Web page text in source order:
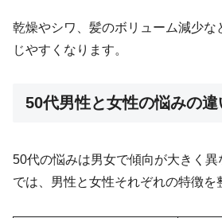
乾燥やシワ、髪のボリューム減少な
じやすくなります。
50代男性と女性の悩みの違
50代の悩みは男女で傾向が大きく
では、男性と女性それぞれの特徴を